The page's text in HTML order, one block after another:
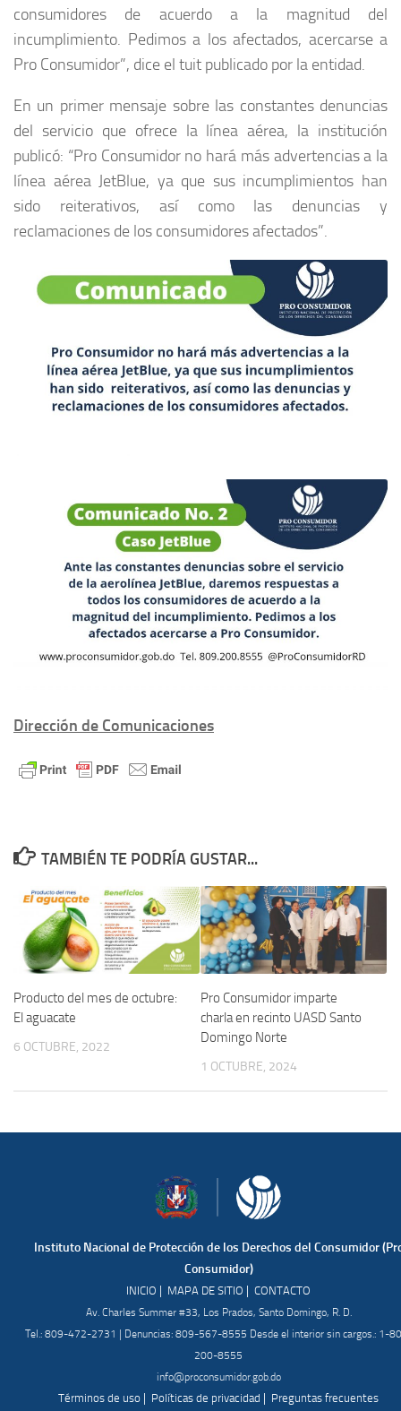
consumidores de acuerdo a la magnitud del
incumplimiento. Pedimos a los afectados, acercarse a
Pro Consumidor”, dice el tuit publicado por la entidad.
En un primer mensaje sobre las constantes denuncias
del servicio que ofrece la línea aérea, la institución
publicó: “Pro Consumidor no hará más advertencias a la
línea aérea JetBlue, ya que sus incumplimientos han
sido reiterativos, así como las denuncias y
reclamaciones de los consumidores afectados”.
Dirección de Comunicaciones
TAMBIÉN TE PODRÍA GUSTAR...
Producto del mes de octubre:
El aguacate
6 OCTUBRE, 2022
Pro Consumidor imparte
charla en recinto UASD Santo
Domingo Norte
1 OCTUBRE, 2024
Instituto Nacional de Protección de los Derechos del Consumidor
Consumidor)
INICIO | MAPA DE SITIO | CONTACTO
Av. Charles Summer #33, Los Prados, Santo Domingo, R. D.
Tel.: 809-472-2731 | Denuncias: 809-567-8555 Desde el interior sin cargos.: 1-
200-8555
info@proconsumidor.gob.do
Términos de uso | Políticas de privacidad | Preguntas frecuentes